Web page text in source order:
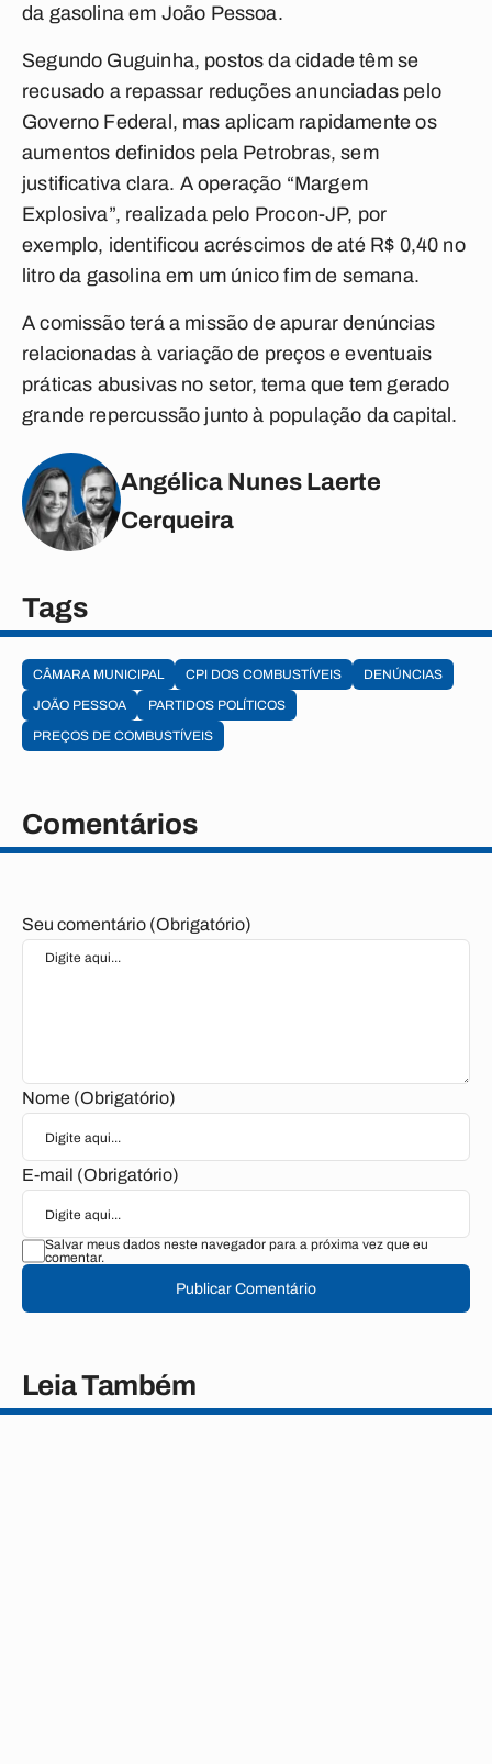
da gasolina em João Pessoa.
Segundo Guguinha, postos da cidade têm se
recusado a repassar reduções anunciadas pelo
Governo Federal, mas aplicam rapidamente os
aumentos definidos pela Petrobras, sem
justificativa clara. A operação “Margem
Explosiva”, realizada pelo Procon-JP, por
exemplo, identificou acréscimos de até R$ 0,40 no
litro da gasolina em um único fim de semana.
A comissão terá a missão de apurar denúncias
relacionadas à variação de preços e eventuais
práticas abusivas no setor, tema que tem gerado
grande repercussão junto à população da capital.
Angélica Nunes Laerte
Cerqueira
Tags
CÂMARA MUNICIPAL CPI DOS COMBUSTÍVEIS
DENÚNCIAS
JOÃO PESSOA
PARTIDOS POLÍTICOS
PREÇOS DE COMBUSTÍVEIS
Comentários
Seu comentário (Obrigatório)
Nome (Obrigatório)
E-mail (Obrigatório)
Salvar meus dados neste navegador para a próxima vez que eu
comentar.
Publicar Comentário
Leia Também